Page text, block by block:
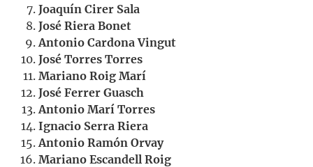
Joaquín Cirer Sala
José Riera Bonet
Antonio Cardona Vingut
José Torres Torres
Mariano Roig Marí
José Ferrer Guasch
Antonio Marí Torres
Ignacio Serra Riera
Antonio Ramón Orvay
Mariano Escandell Roig